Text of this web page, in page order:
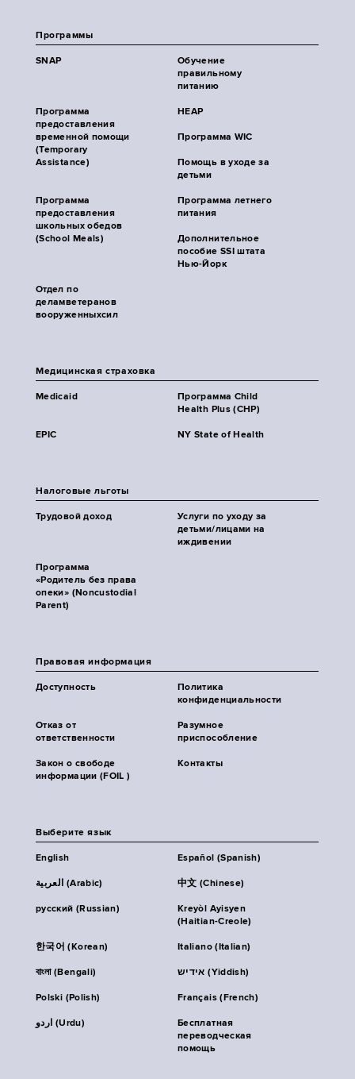
Программы
SNAP
Обучение
правильному
питанию
Программа
предоставления
временной помощи
(Temporary
Assistance)
HEAP
Программа WIC
Помощь в уходе за
детьми
Программа
предоставления
школьных обедов
(School Meals)
Программа летнего
питания
Дополнительное
пособие SSI штата
Нью-Йорк
Отдел по
деламветеранов
вооруженныхсил
Медицинская страховка
Medicaid
Программа Child
Health Plus (CHP)
EPIC NY State of Health
Налоговые льготы
Трудовой доход
Услуги по уходу за
детьми/лицами на
иждивении
Программа
«Родитель без права
опеки» (Noncustodial
Parent)
Правовая информация
Доступность
Политика
конфиденциальности
Отказ от
ответственности
Разумное
приспособление
Закон о свободе
информации (FOIL )
Контакты
Выберите язык
English Español (Spanish)
العربية (Arabic) 中文 (Chinese)
русский (Russian)
Kreyòl Ayisyen
(Haitian-Creole)
한국어 (Korean) Italiano (Italian)
বাংলা (Bengali) אידיש (Yiddish)
Polski (Polish) Français (French)
اردو (Urdu)
Бесплатная
переводческая
помощь